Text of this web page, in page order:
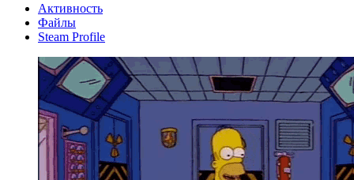
Активность
Файлы
Steam Profile